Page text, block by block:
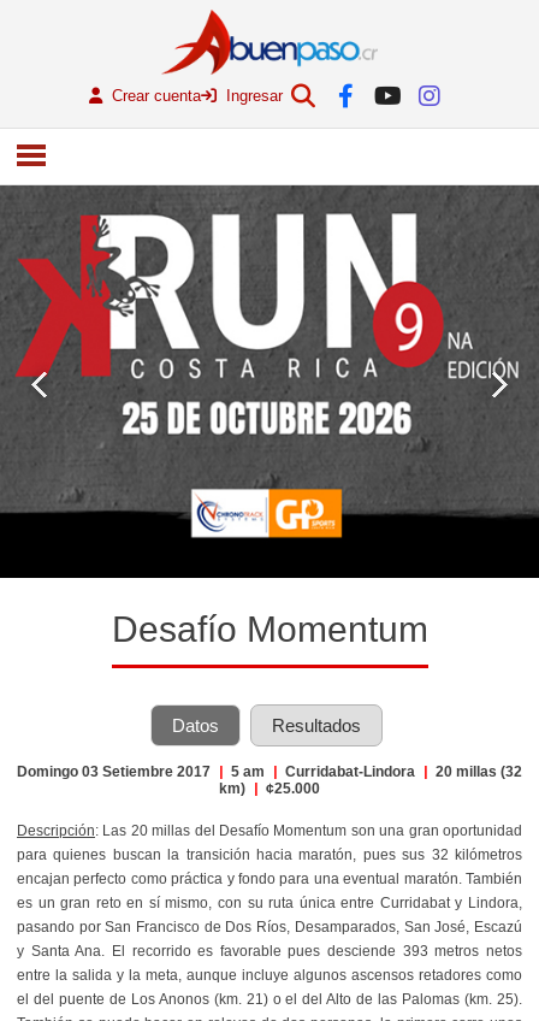
Crear cuenta Ingresar
Desafío Momentum
Datos Resultados
Domingo 03 Setiembre 2017 | 5 am | Curridabat-Lindora | 20 millas (32
km) | ¢25.000
Descripción: Las 20 millas del Desafío Momentum son una gran oportunidad
para quienes buscan la transición hacia maratón, pues sus 32 kilómetros
encajan perfecto como práctica y fondo para una eventual maratón. También
es un gran reto en sí mismo, con su ruta única entre Curridabat y Lindora,
pasando por San Francisco de Dos Ríos, Desamparados, San José, Escazú
y Santa Ana. El recorrido es favorable pues desciende 393 metros netos
entre la salida y la meta, aunque incluye algunos ascensos retadores como
el del puente de Los Anonos (km. 21) o el del Alto de las Palomas (km. 25).